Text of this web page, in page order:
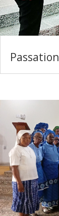
Passation